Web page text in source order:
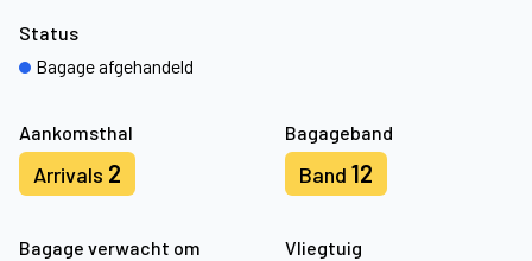
Aankomsthal
Arrivals 2
Bagageband
Band 12
Bagage verwacht om
Vliegtuig
Status
Bagage afgehandeld